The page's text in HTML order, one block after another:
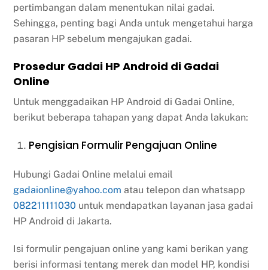
pertimbangan dalam menentukan nilai gadai.
Sehingga, penting bagi Anda untuk mengetahui harga
pasaran HP sebelum mengajukan gadai.
Prosedur Gadai HP Android di Gadai
Online
Untuk menggadaikan HP Android di Gadai Online,
berikut beberapa tahapan yang dapat Anda lakukan:
Pengisian Formulir Pengajuan Online
Hubungi Gadai Online melalui email
gadaionline@yahoo.com atau telepon dan whatsapp
082211111030 untuk mendapatkan layanan jasa gadai
HP Android di Jakarta.
Isi formulir pengajuan online yang kami berikan yang
berisi informasi tentang merek dan model HP, kondisi